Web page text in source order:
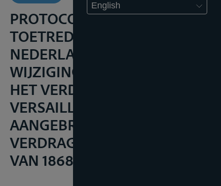
English
PROTOCOL BETREFFENDE DE
TOETREDING VAN
NEDERLAND TOT DE
WIJZIGINGEN WELKE DOOR
HET VERDRAG VAN
VERSAILLES ZIJN
AANGEBRACHT IN HET
VERDRAG VAN MANNHEIM
VAN 1868, OP 21 JANUARI 1921